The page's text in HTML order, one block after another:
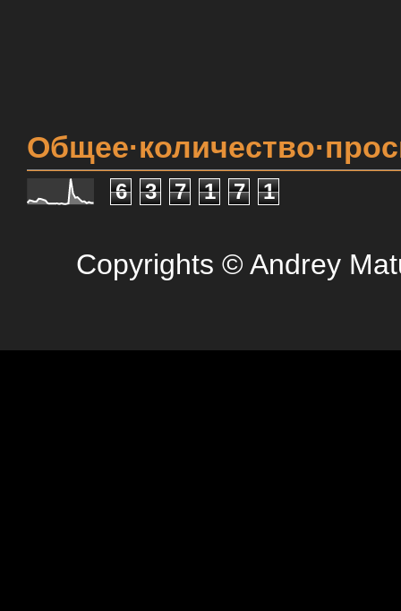
6 3 7 1 7 1
Copyrights © Andrey